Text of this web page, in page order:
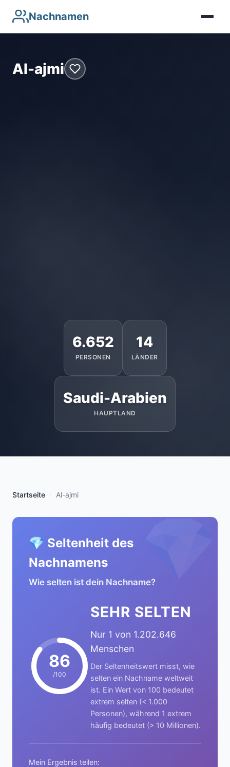
Nachnamen
Al-ajmi
6.652
PERSONEN
14
LÄNDER
Saudi-Arabien
HAUPTLAND
Startseite Al-ajmi
💎
💎 Seltenheit des
Nachnamens
Wie selten ist dein Nachname?
86
/100
SEHR SELTEN
Nur 1 von 1.202.646
Menschen
Der Seltenheitswert misst, wie
selten ein Nachname weltweit
ist. Ein Wert von 100 bedeutet
extrem selten (< 1.000
Personen), während 1 extrem
häufig bedeutet (> 10 Millionen).
Mein Ergebnis teilen: